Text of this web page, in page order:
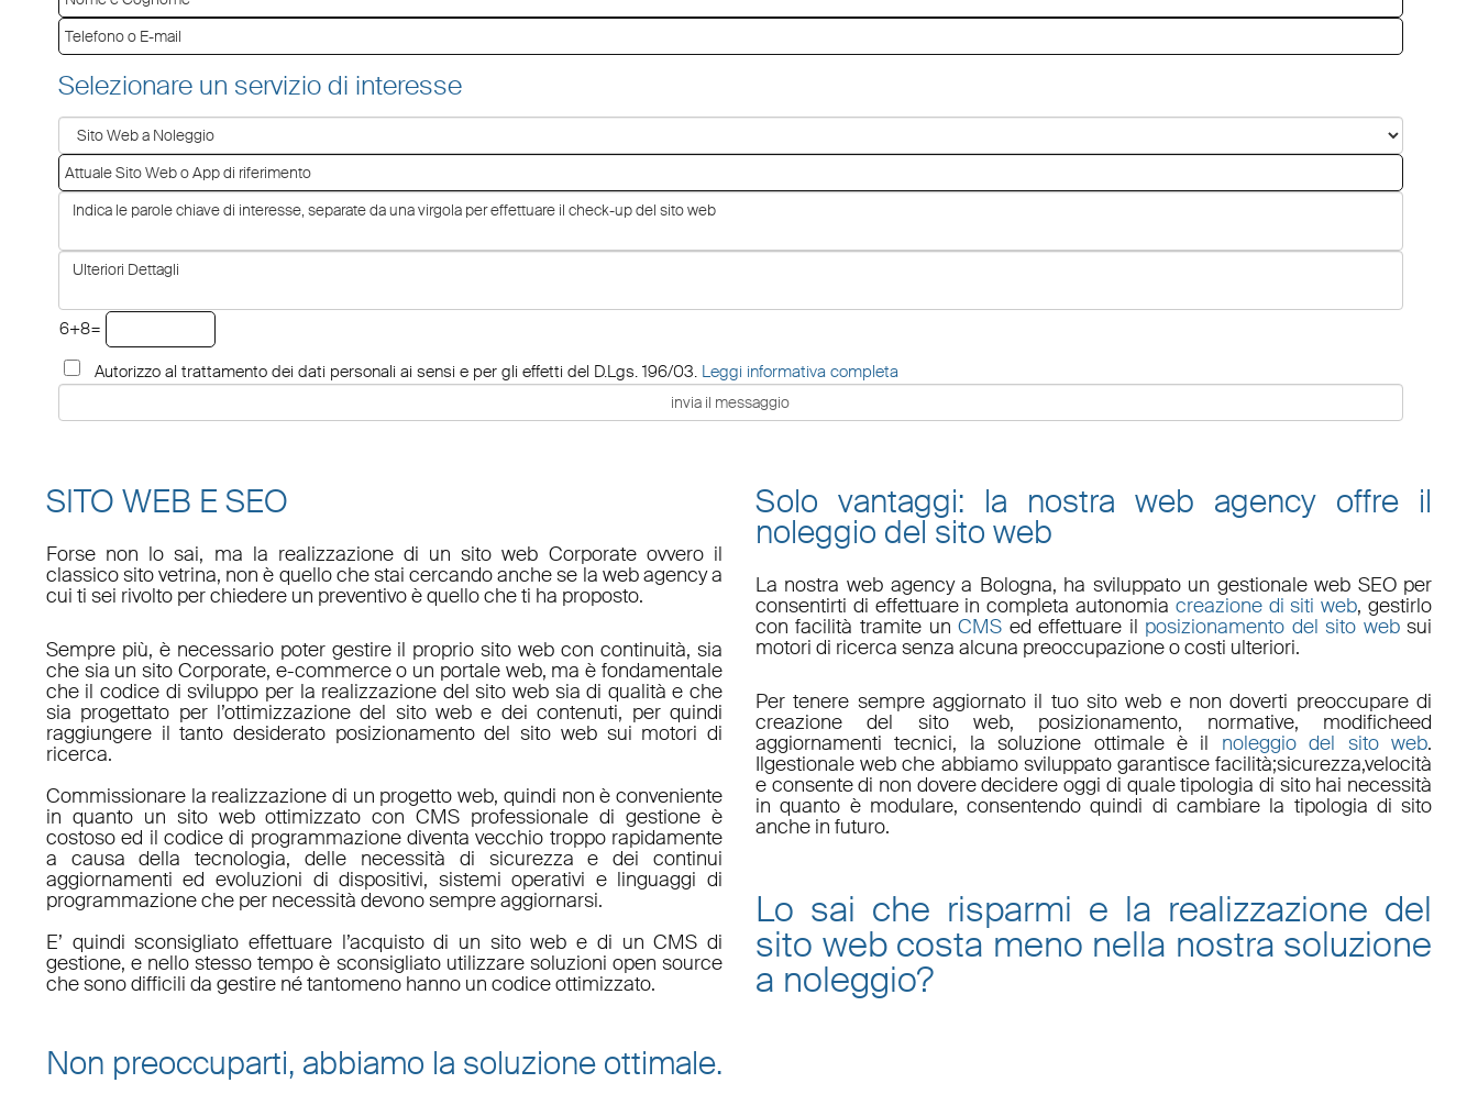
Selezionare un servizio di interesse
6+8=
Autorizzo al trattamento dei dati personali ai sensi e per gli effetti del D.Lgs. 196/03. Leggi informativa completa
SITO WEB E SEO
Forse non lo sai, ma la realizzazione di un sito web Corporate ovvero il
classico sito vetrina, non è quello che stai cercando anche se la web agency a
cui ti sei rivolto per chiedere un preventivo è quello che ti ha proposto.
Sempre più, è necessario poter gestire il proprio sito web con continuità, sia
che sia un sito Corporate, e-commerce o un portale web, ma è fondamentale
che il codice di sviluppo per la realizzazione del sito web sia di qualità e che
sia progettato per l’ottimizzazione del sito web e dei contenuti, per quindi
raggiungere il tanto desiderato posizionamento del sito web sui motori di
ricerca.
Commissionare la realizzazione di un progetto web, quindi non è conveniente
in quanto un sito web ottimizzato con CMS professionale di gestione è
costoso ed il codice di programmazione diventa vecchio troppo rapidamente
a causa della tecnologia, delle necessità di sicurezza e dei continui
aggiornamenti ed evoluzioni di dispositivi, sistemi operativi e linguaggi di
programmazione che per necessità devono sempre aggiornarsi.
E’ quindi sconsigliato effettuare l’acquisto di un sito web e di un CMS di
gestione, e nello stesso tempo è sconsigliato utilizzare soluzioni open source
che sono difficili da gestire né tantomeno hanno un codice ottimizzato.
Non preoccuparti, abbiamo la soluzione ottimale.
Solo vantaggi: la nostra web agency offre il
noleggio del sito web
La nostraweb agency a Bologna, ha sviluppato un gestionale web SEOper
consentirti di effettuare in completa autonomia creazione di siti web, gestirlo
con facilità tramite unCMS ed effettuare il posizionamento del sito websui
motori di ricerca senza alcuna preoccupazione o costi ulteriori.
Per tenere sempre aggiornato il tuo sito web e non doverti preoccupare di
creazione del sito web, posizionamento, normative, modificheed
aggiornamenti tecnici, la soluzione ottimale è il noleggio del sito web.
Ilgestionale webche abbiamo sviluppato garantiscefacilità;sicurezza,velocità
e consente di non dovere decidere oggi di quale tipologia di sito hai necessità
in quanto è modulare, consentendo quindi di cambiare la tipologia di sito
anche in futuro.
Lo sai che risparmi e la realizzazione del
sito webcosta meno nella nostra soluzione
a noleggio?